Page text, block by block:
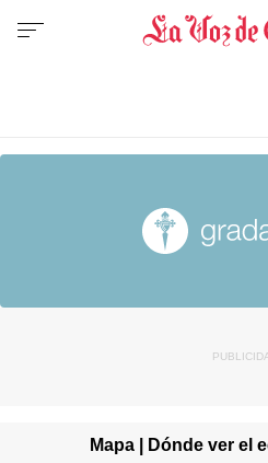
Mapa | Dónde ver el